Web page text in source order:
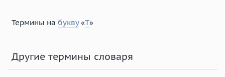
Термины на букву«Т»
Другие термины словаря